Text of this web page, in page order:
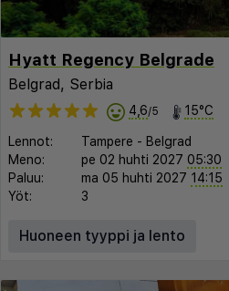
Hyatt Regency Belgrade
Belgrad, Serbia
4,6/5 15°C
Lennot: Tampere - Belgrad
Meno:
pe 02 huhti 2027 05:30
Paluu:
ma 05 huhti 2027 14:15
Yöt:
3
Huoneen tyyppi ja lento